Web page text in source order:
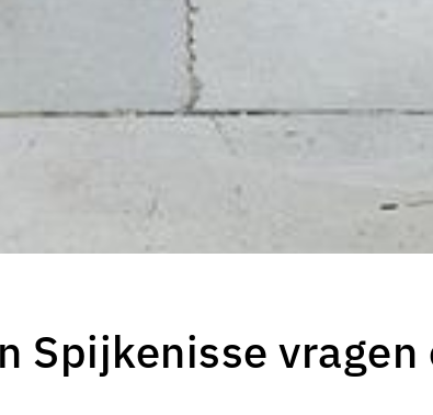
Spijkenisse